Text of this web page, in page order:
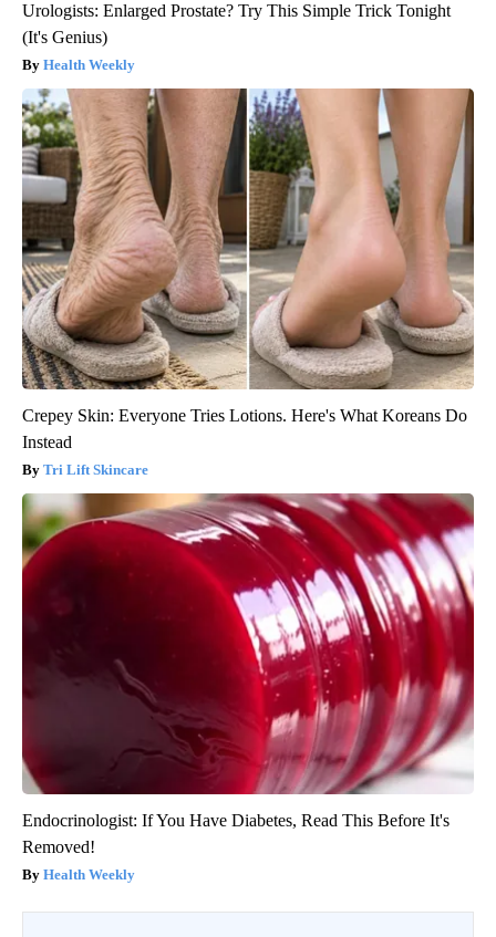
Urologists: Enlarged Prostate? Try This Simple Trick Tonight
(It's Genius)
Health Weekly
Crepey Skin: Everyone Tries Lotions. Here's What Koreans Do
Instead
Tri Lift Skincare
Endocrinologist: If You Have Diabetes, Read This Before It's
Removed!
Health Weekly